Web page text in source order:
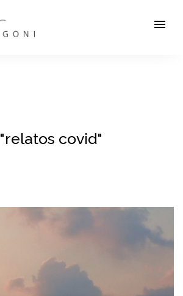
menu
"relatos covid"